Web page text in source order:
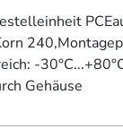
-
Gehäuse